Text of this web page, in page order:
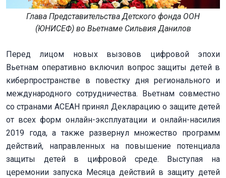
Глава Представительства Детского фонда ООН
(ЮНИСЕФ) во Вьетнаме Сильвия Данилов
Перед лицом новых вызовов цифровой эпохи
Вьетнам оперативно включил вопрос защиты детей в
киберпространстве в повестку дня регионального и
международного сотрудничества. Вьетнам совместно
со странами АСЕАН принял Декларацию о защите детей
от всех форм онлайн-эксплуатации и онлайн-насилия
2019 года, а также развернул множество программ
действий, направленных на повышение потенциала
защиты детей в цифровой среде. Выступая на
церемонии запуска Месяца действий в защиту детей